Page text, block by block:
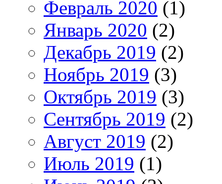
Февраль 2020 (1)
Январь 2020 (2)
Декабрь 2019 (2)
Ноябрь 2019 (3)
Октябрь 2019 (3)
Сентябрь 2019 (2)
Август 2019 (2)
Июль 2019 (1)